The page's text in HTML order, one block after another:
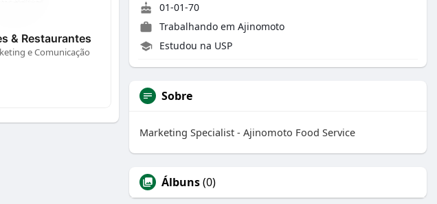
& Restaurantes
e Comunicação
01-01-70
Trabalhando em Ajinomoto
Estudou na USP
Sobre
Marketing Specialist - Ajinomoto Food Service
Álbuns(0)